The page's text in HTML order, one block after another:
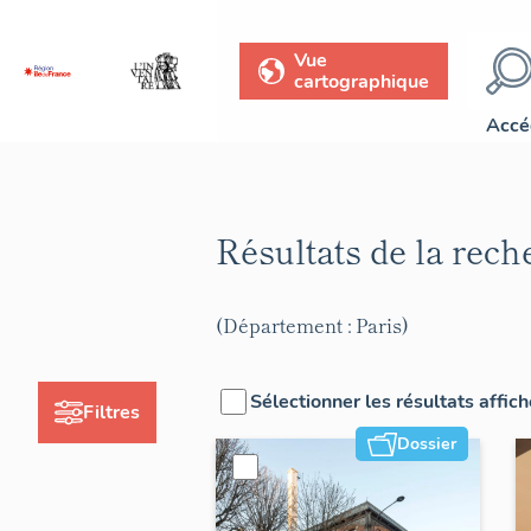
Vue
cartographique
Filtres
Résultats de la
(Département : Paris)
Sélectionner les résultats
Dossier